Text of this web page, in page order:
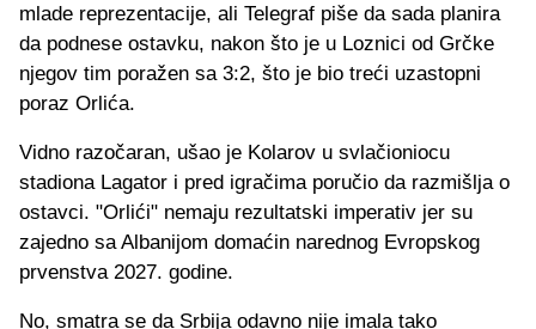
mlade reprezentacije, ali Telegraf piše da sada planira
da podnese ostavku, nakon što je u Loznici od Grčke
njegov tim poražen sa 3:2, što je bio treći uzastopni
poraz Orlića.
Vidno razočaran, ušao je Kolarov u svlačioniocu
stadiona Lagator i pred igračima poručio da razmišlja o
ostavci. "Orlići" nemaju rezultatski imperativ jer su
zajedno sa Albanijom domaćin narednog Evropskog
prvenstva 2027. godine.
No, smatra se da Srbija odavno nije imala tako